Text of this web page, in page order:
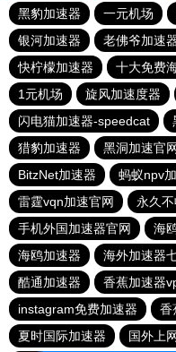
黑豹加速器
一元机场
银河加速器
老佛爷加速
快柠檬加速器
十大免费
1元机场
旋风加速度器
闪电猫加速器-speedcat
猎豹加速器
黑洞加速官
BitzNet加速器
蚂蚁npv
雷霆vqn加速官网
永久
手机外国加速器官网
海
海鸥加速器
海外加速器
酷通加速器
香蕉加速器
instagram免费加速器
香
夏时国际加速器
国外上